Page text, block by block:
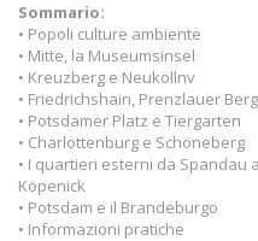
Sommario:
• Popoli culture ambiente
• Mitte, la Museumsinsel
• Kreuzberg e Neuköllnv
• Friedrichshain, Prenzlauer
• Potsdamer Platz e Tiergarten
• Charlottenburg e Schöneberg
• I quartieri esterni da Spandau
Köpenick
• Potsdam e il Brandeburgo
• Informazioni pratiche